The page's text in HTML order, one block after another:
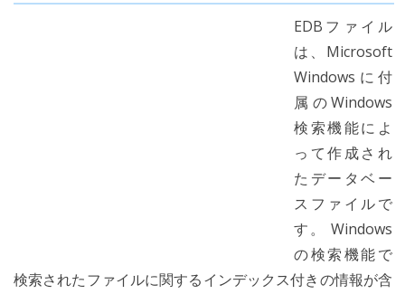
EDBファイル
は、Microsoft
Windowsに付
属のWindows
検索機能によ
って作成され
たデータベー
スファイルで
す。 Windows
の検索機能で
検索されたファイルに関するインデックス付きの情報が含